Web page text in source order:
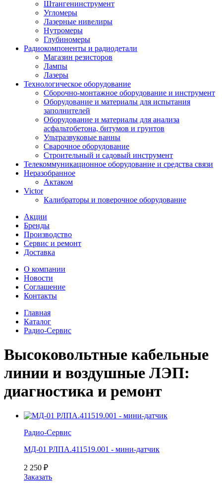
Штангенинструмент
Угломеры
Лазерные нивелиры
Нутромеры
Глубиномеры
Радиокомпоненты и радиодетали
Магазин резисторов
Лампы
Лазеры
Технологическое оборудование
Сборочно-монтажное оборудование и инструмент
Оборудование и материалы для испытания
заполнителей
Оборудование и материалы для анализа
асфальтобетона, битумов и грунтов
Ультразвуковые ванны
Сварочное оборудование
Строительный и садовый инструмент
Телекоммуникационное оборудование и средства связи
Неразобранное
Актаком
Victor
Калибраторы и поверочное оборудование
Акции
Бренды
Производство
Сервис и ремонт
Доставка
О компании
Новости
Соглашение
Контакты
Главная
Каталог
Радио-Cервис
Высоковольтные кабельные
линии и воздушные ЛЭП:
диагностика и ремонт
Радио-Cервис
МД-01 РЛПА.411519.001 - мини-датчик
2 250 ₽
Заказать